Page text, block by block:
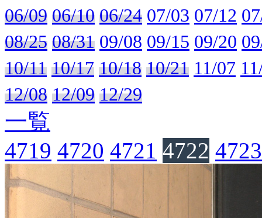
06/09 06/10 06/24 07/03 07/12
08/25 08/31 09/08 09/15 09/20
10/11 10/17 10/18 10/21 11/07
12/08 12/09 12/29
一覧
4719 4720 4721 4722 4723